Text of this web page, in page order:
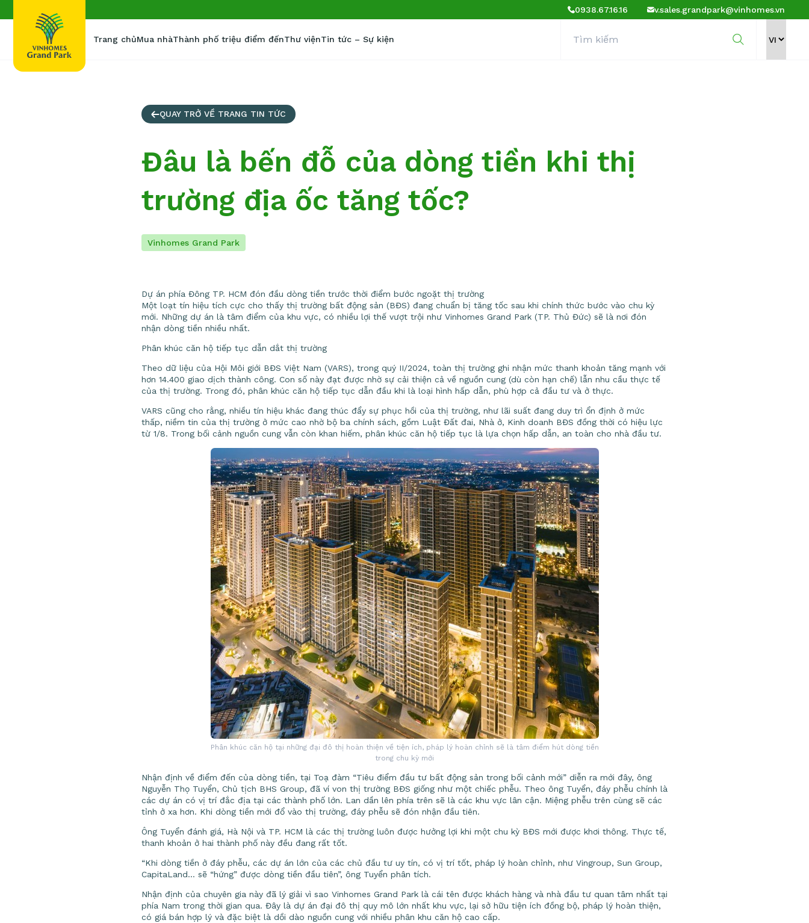
0938.67.16.16 v.sales.grandpark@vinhomes.vn
Trang chủMua nhàThành phố triệu điểm đếnThư việnTin tức – Sự kiện
QUAY TRỞ VỀ TRANG TIN TỨC
Đâu là bến đỗ của dòng tiền khi thị
trường địa ốc tăng tốc?
Vinhomes Grand Park
Dự án phía Đông TP. HCM đón đầu dòng tiền trước thời điểm bước ngoặt thị trường
Một loạt tín hiệu tích cực cho thấy thị trường bất động sản (BĐS) đang chuẩn bị tăng tốc sau khi chính thức bước vào chu kỳ
mới. Những dự án là tâm điểm của khu vực, có nhiều lợi thế vượt trội như Vinhomes Grand Park (TP. Thủ Đức) sẽ là nơi đón
nhận dòng tiền nhiều nhất.
Phân khúc căn hộ tiếp tục dẫn dắt thị trường
Theo dữ liệu của Hội Môi giới BĐS Việt Nam (VARS), trong quý II/2024, toàn thị trường ghi nhận mức thanh khoản tăng mạnh với
hơn 14.400 giao dịch thành công. Con số này đạt được nhờ sự cải thiện cả về nguồn cung (dù còn hạn chế) lẫn nhu cầu thực tế
của thị trường. Trong đó, phân khúc căn hộ tiếp tục dẫn đầu khi là loại hình hấp dẫn, phù hợp cả đầu tư và ở thực.
VARS cũng cho rằng, nhiều tín hiệu khác đang thúc đẩy sự phục hồi của thị trường, như lãi suất đang duy trì ổn định ở mức
thấp, niềm tin của thị trường ở mức cao nhờ bộ ba chính sách, gồm Luật Đất đai, Nhà ở, Kinh doanh BĐS đồng thời có hiệu lực
từ 1/8. Trong bối cảnh nguồn cung vẫn còn khan hiếm, phân khúc căn hộ tiếp tục là lựa chọn hấp dẫn, an toàn cho nhà đầu tư.
Phân khúc căn hộ tại những đại đô thị hoàn thiện về tiện ích, pháp lý hoàn chỉnh sẽ là tâm điểm hút dòng tiền
trong chu kỳ mới
Nhận định về điểm đến của dòng tiền, tại Toạ đàm “Tiêu điểm đầu tư bất động sản trong bối cảnh mới” diễn ra mới đây, ông
Nguyễn Thọ Tuyển, Chủ tịch BHS Group, đã ví von thị trường BĐS giống như một chiếc phễu. Theo ông Tuyển, đáy phễu chính là
các dự án có vị trí đắc địa tại các thành phố lớn. Lan dần lên phía trên sẽ là các khu vực lân cận. Miệng phễu trên cùng sẽ các
tỉnh ở xa hơn. Khi dòng tiền mới đổ vào thị trường, đáy phễu sẽ đón nhận đầu tiên.
Ông Tuyển đánh giá, Hà Nội và TP. HCM là các thị trường luôn được hưởng lợi khi một chu kỳ BĐS mới được khơi thông. Thực tế,
thanh khoản ở hai thành phố này đều đang rất tốt.
“Khi dòng tiền ở đáy phễu, các dự án lớn của các chủ đầu tư uy tín, có vị trí tốt, pháp lý hoàn chỉnh, như Vingroup, Sun Group,
CapitaLand… sẽ “hứng” được dòng tiền đầu tiên”, ông Tuyển phân tích.
Nhận định của chuyên gia này đã lý giải vì sao Vinhomes Grand Park là cái tên được khách hàng và nhà đầu tư quan tâm nhất tại
phía Nam trong thời gian qua. Đây là dự án đại đô thị quy mô lớn nhất khu vực, lại sở hữu tiện ích đồng bộ, pháp lý hoàn thiện,
có giá bán hợp lý và đặc biệt là dồi dào nguồn cung với nhiều phân khu căn hộ cao cấp.